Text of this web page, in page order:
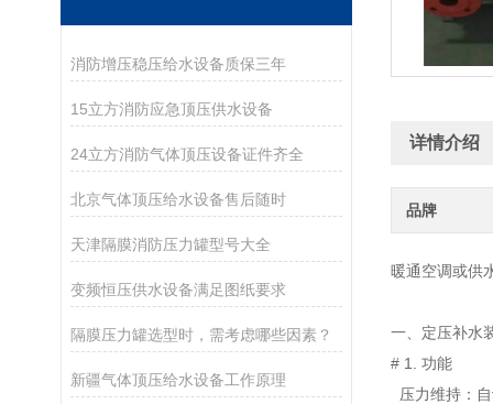
消防增压稳压给水设备质保三年
15立方消防应急顶压供水设备
24立方消防气体顶压设备证件齐全
北京气体顶压给水设备售后随时
天津隔膜消防压力罐型号大全
变频恒压供水设备满足图纸要求
隔膜压力罐选型时，需考虑哪些因素？
新疆气体顶压给水设备工作原理
详情介绍
品牌
暖通空调或供
一 、定压补水
# 1.
功能
压力维持 ：